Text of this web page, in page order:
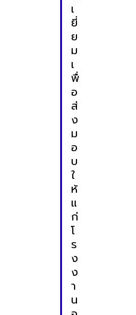
เ
ยี่
ย
ม
เ
พื่
อ
ส่
ง
ม
อ
บ
ใ
ห้
แ
ก่
โ
ร
ง
ง
า
น